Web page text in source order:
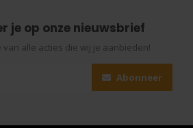
je op onze nieuwsbrief
van alle acties die wij je aanbieden!
Abonneer